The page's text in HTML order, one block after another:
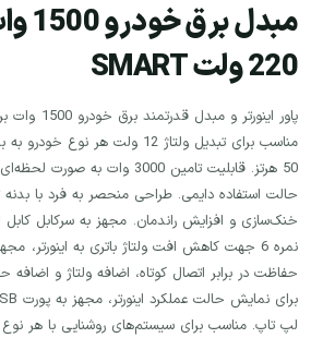
220 ولت SMART
حالت استفاده دایمی. طراحی منحصر به فرد با بدنه
خنک‌سازی و افزایش راندمان. مجهز به سرکابل کابل
نمره 6 جهت کاهش افت ولتاژ باتری به اینورتر،
لپ تاپ. مناسب برای سیستم‌های روشنایی با هر